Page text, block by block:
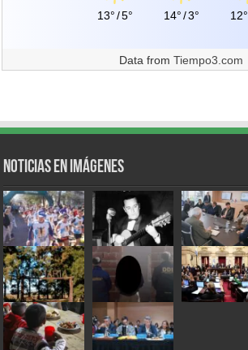
13°/5° 14°/3° 12°
Data fromTiempo3.com
Noticias en Imágenes